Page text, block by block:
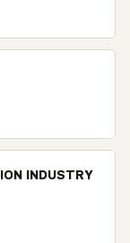
INDUSTRY